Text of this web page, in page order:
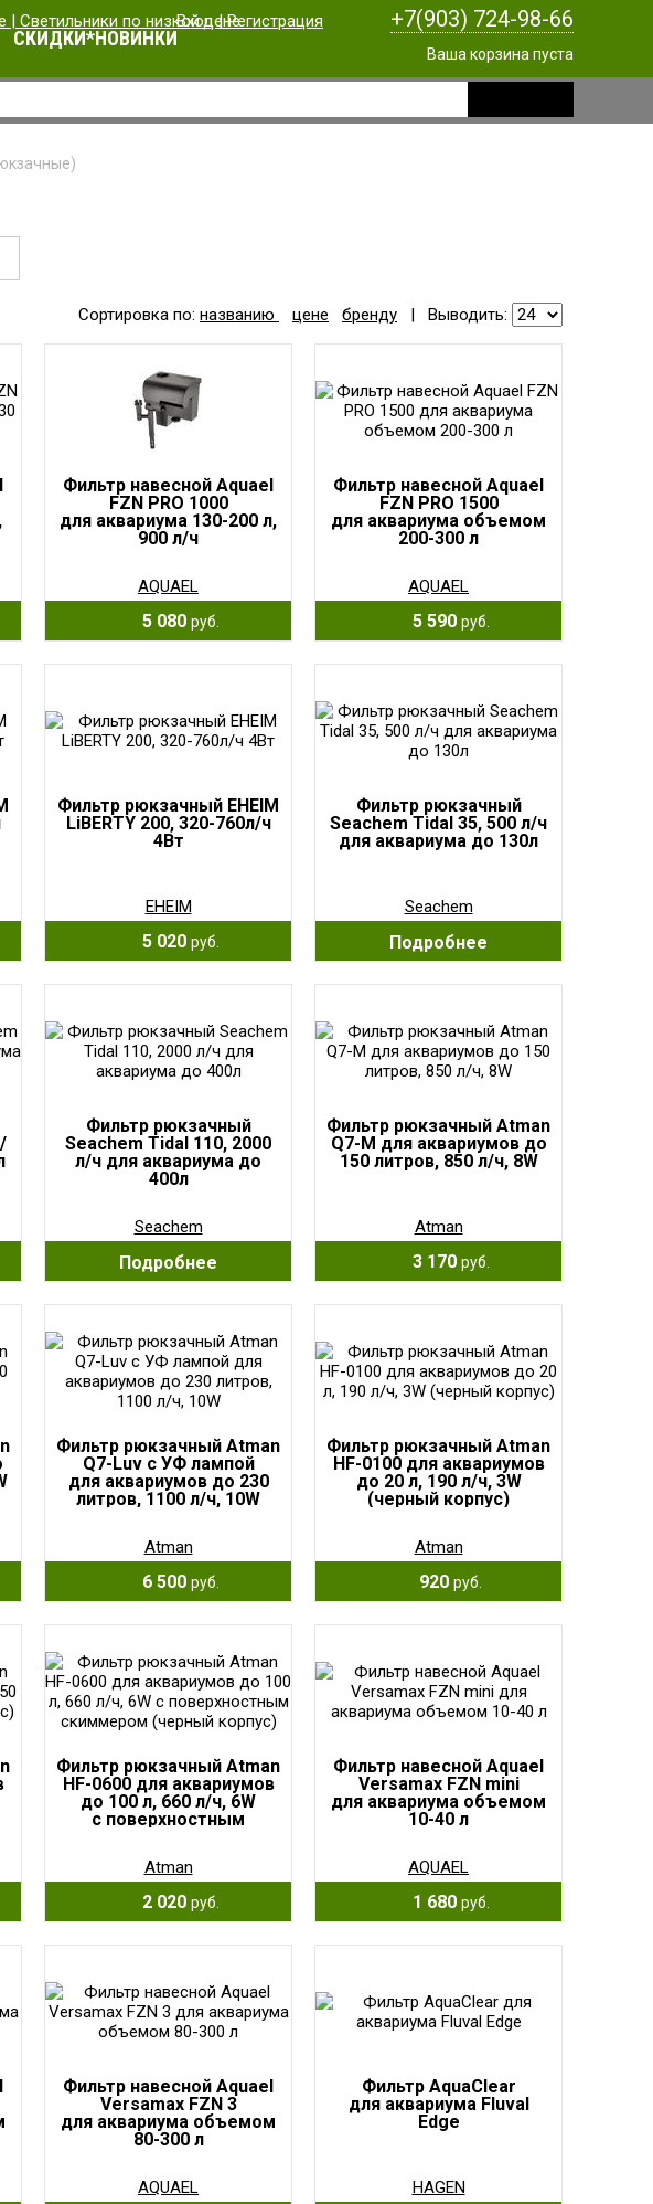
Вход|Регистрация +7(903) 724-98-66
Ваша корзина пуста
СКИДКИ*НОВИНКИ
Сортировка по: названию цене бренду | Выводить:
Фильтр навесной Aquael
FZN PRO 1000
для аквариума 130-200 л,
900 л/ч
AQUAEL
5 080 руб.
Фильтр навесной Aquael
FZN PRO 1500
для аквариума объемом
200-300 л
AQUAEL
5 590 руб.
Фильтр рюкзачный EHEIM
LiBERTY 200, 320-760л/ч
4Вт
EHEIM
5 020 руб.
Фильтр рюкзачный
Seachem Tidal 35, 500 л/ч
для аквариума до 130л
Seachem
Подробнее
Фильтр рюкзачный
Seachem Tidal 110, 2000
л/ч для аквариума до
400л
Seachem
Подробнее
Фильтр рюкзачный Atman
Q7-M для аквариумов до
150 литров, 850 л/ч, 8W
Atman
3 170 руб.
Фильтр рюкзачный Atman
Q7-Luv с УФ лампой
для аквариумов до 230
литров, 1100 л/ч, 10W
Atman
6 500 руб.
Фильтр рюкзачный Atman
HF-0100 для аквариумов
до 20 л, 190 л/ч, 3W
(черный корпус)
Atman
920 руб.
Фильтр рюкзачный Atman
HF-0600 для аквариумов
до 100 л, 660 л/ч, 6W
с поверхностным
Atman
2 020 руб.
Фильтр навесной Aquael
Versamax FZN mini
для аквариума объемом
10-40 л
AQUAEL
1 680 руб.
Фильтр навесной Aquael
Versamax FZN 3
для аквариума объемом
80-300 л
AQUAEL
Фильтр AquaClear
для аквариума Fluval
Edge
HAGEN